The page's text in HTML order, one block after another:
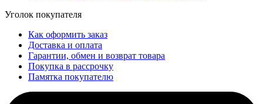
Уголок покупателя
Как оформить заказ
Доставка и оплата
Гарантии, обмен и возврат товара
Покупка в рассрочку
Памятка покупателю